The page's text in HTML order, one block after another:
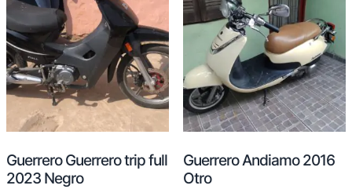
Guerrero Guerrero trip full
2023 Negro
Guerrero Andiamo 2016
Otro